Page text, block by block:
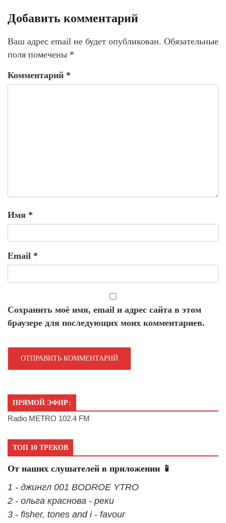
Добавить комментарий
Ваш адрес email не будет опубликован. Обязательные
поля помечены *
Комментарий *
Имя *
Email *
Сохранить моё имя, email и адрес сайта в этом
браузере для последующих моих комментариев.
ПРЯМОЙ ЭФИР:
Radio METRO 102.4 FM
ТОП 10 ТРЕКОВ
От наших слушателей в приложении 📱
1 - джингл 001 BODROE YTRO
2 - ольга краснова - реки
3 - fisher, tones and i - favour